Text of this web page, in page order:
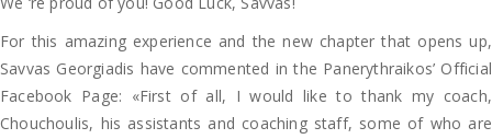
For this amazing experience and the new chapter that opens up,
Savvas Georgiadis have commented in the Panerythraikos’ Official
Facebook Page: «First of all, I would like to thank my coach,
Chouchoulis, his assistants and coaching staff, some of who are